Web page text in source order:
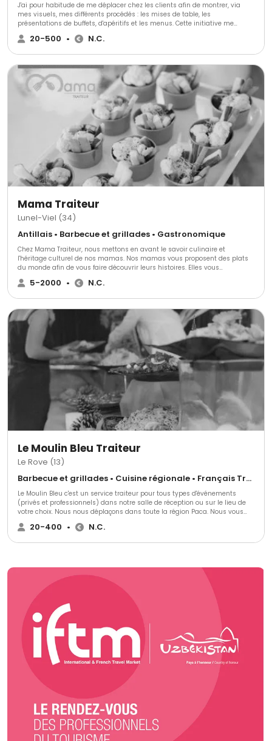
J'ai pour habitude de me déplacer chez les clients afin de montrer, via
mes visuels, mes différents procédés : les mises de table, les
présentations de buffets, d'apéritifs et les menus. Cette initiative me
permet de définir la prestation la plus adaptée à vos attentes Alors,
n'hésitez pas.. Appelez moi ou envoyez moi une demande ...
20-500 • N.C.
Mama Traiteur
Lunel-Viel (34)
Antillais • Barbecue et grillades • Gastronomique
Chez Mama Traiteur, nous mettons en avant le savoir culinaire et
l'héritage culturel de nos mamas. ​Nos mamas vous proposent des plats
du monde afin de vous faire découvrir leurs histoires. Elles vous
promettent de voyager au bout du monde. ​Chaque semaine, de nouveaux
plats sont proposés en pré-commandes sur notre site afin que vous
d'événements. Car oui ! Depuis 2015, elles sont aussi expertes de
l'organisation d'événements pour professionnels.
5-2000 • N.C.
Le Moulin Bleu Traiteur
Le Rove (13)
Barbecue et grillades • Cuisine régionale • Français Traditionnel
Le Moulin Bleu c'est un service traiteur pour tous types d'événements
(privés et professionnels) dans notre salle de réception ou sur le lieu de
votre choix. Nous nous déplaçons dans toute la région Paca. Nous vous
proposons une prestation de qualité et entièrement personnalisée. Le
Moulin Bleu traiteur c'est une équipe de professionnels de l'événementiel
20-400 • N.C.